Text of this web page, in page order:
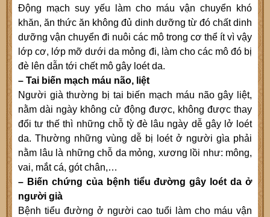
Động mạch suy yếu làm cho máu vận chuyển khó
khăn, ăn thức ăn không đủ dinh dưỡng từ đó chất dinh
dưỡng vận chuyển đi nuôi các mô trong cơ thể ít vì vậy
lớp cơ, lớp mỡ dưới da mỏng đi, làm cho các mô đó bị
đè lên dẫn tới chết mô gây loét da.
– Tai biến mạch máu não, liệt
Người già thường bị tai biến mạch máu não gây liệt,
nằm dài ngày không cử động được, không được thay
đổi tư thế thì những chỗ tỳ đè lâu ngày dễ gây lở loét
da. Thường những vùng dễ bị loét ở người gìa phải
nằm lâu là những chỗ da mỏng, xương lồi như: mông,
vai, mắt cá, gót chân,…
– Biến chứng của bệnh tiểu đường gây loét da ở
người già
Bệnh tiểu đường ở người cao tuổi làm cho máu vận